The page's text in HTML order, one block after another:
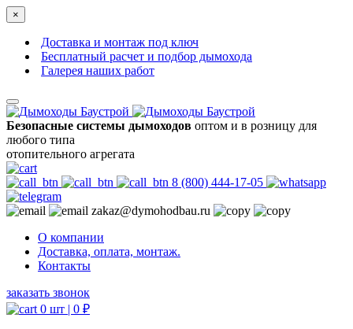
×
Доставка и монтаж под ключ
Бесплатный расчет и подбор дымохода
Галерея наших работ
Безопасные системы дымоходов оптом и в розницу для
любого типа
отопительного агрегата
8 (800) 444-17-05
zakaz@dymohodbau.ru
О компании
Доставка, оплата, монтаж.
Контакты
заказать звонок
0 шт | 0 ₽